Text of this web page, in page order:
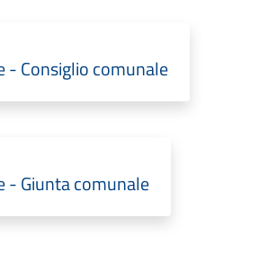
- Consiglio comunale
- Giunta comunale